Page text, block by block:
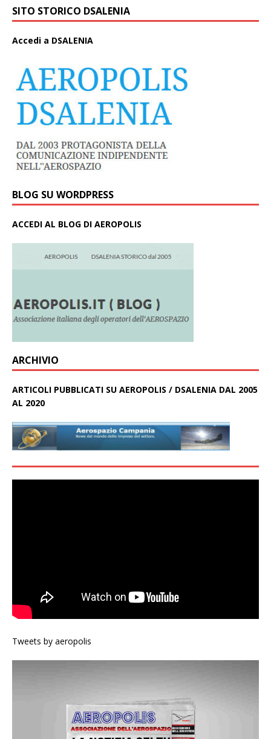
SITO STORICO DSALENIA
Accedi a DSALENIA
BLOG SU WORDPRESS
ACCEDI AL BLOG DI AEROPOLIS
ARCHIVIO
ARTICOLI PUBBLICATI SU AEROPOLIS / DSALENIA DAL 2005
AL 2020
Tweets by aeropolis